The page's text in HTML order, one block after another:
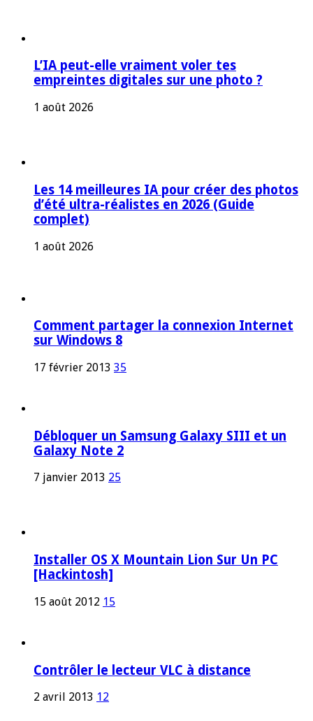
L’IA peut-elle vraiment voler tes
empreintes digitales sur une photo ?
1 août 2026
Les 14 meilleures IA pour créer des photos
d’été ultra-réalistes en 2026 (Guide
complet)
1 août 2026
Comment partager la connexion Internet
sur Windows 8
17 février 2013 35
Débloquer un Samsung Galaxy SIII et un
Galaxy Note 2
7 janvier 2013 25
Installer OS X Mountain Lion Sur Un PC
[Hackintosh]
15 août 2012 15
Contrôler le lecteur VLC à distance
2 avril 2013 12